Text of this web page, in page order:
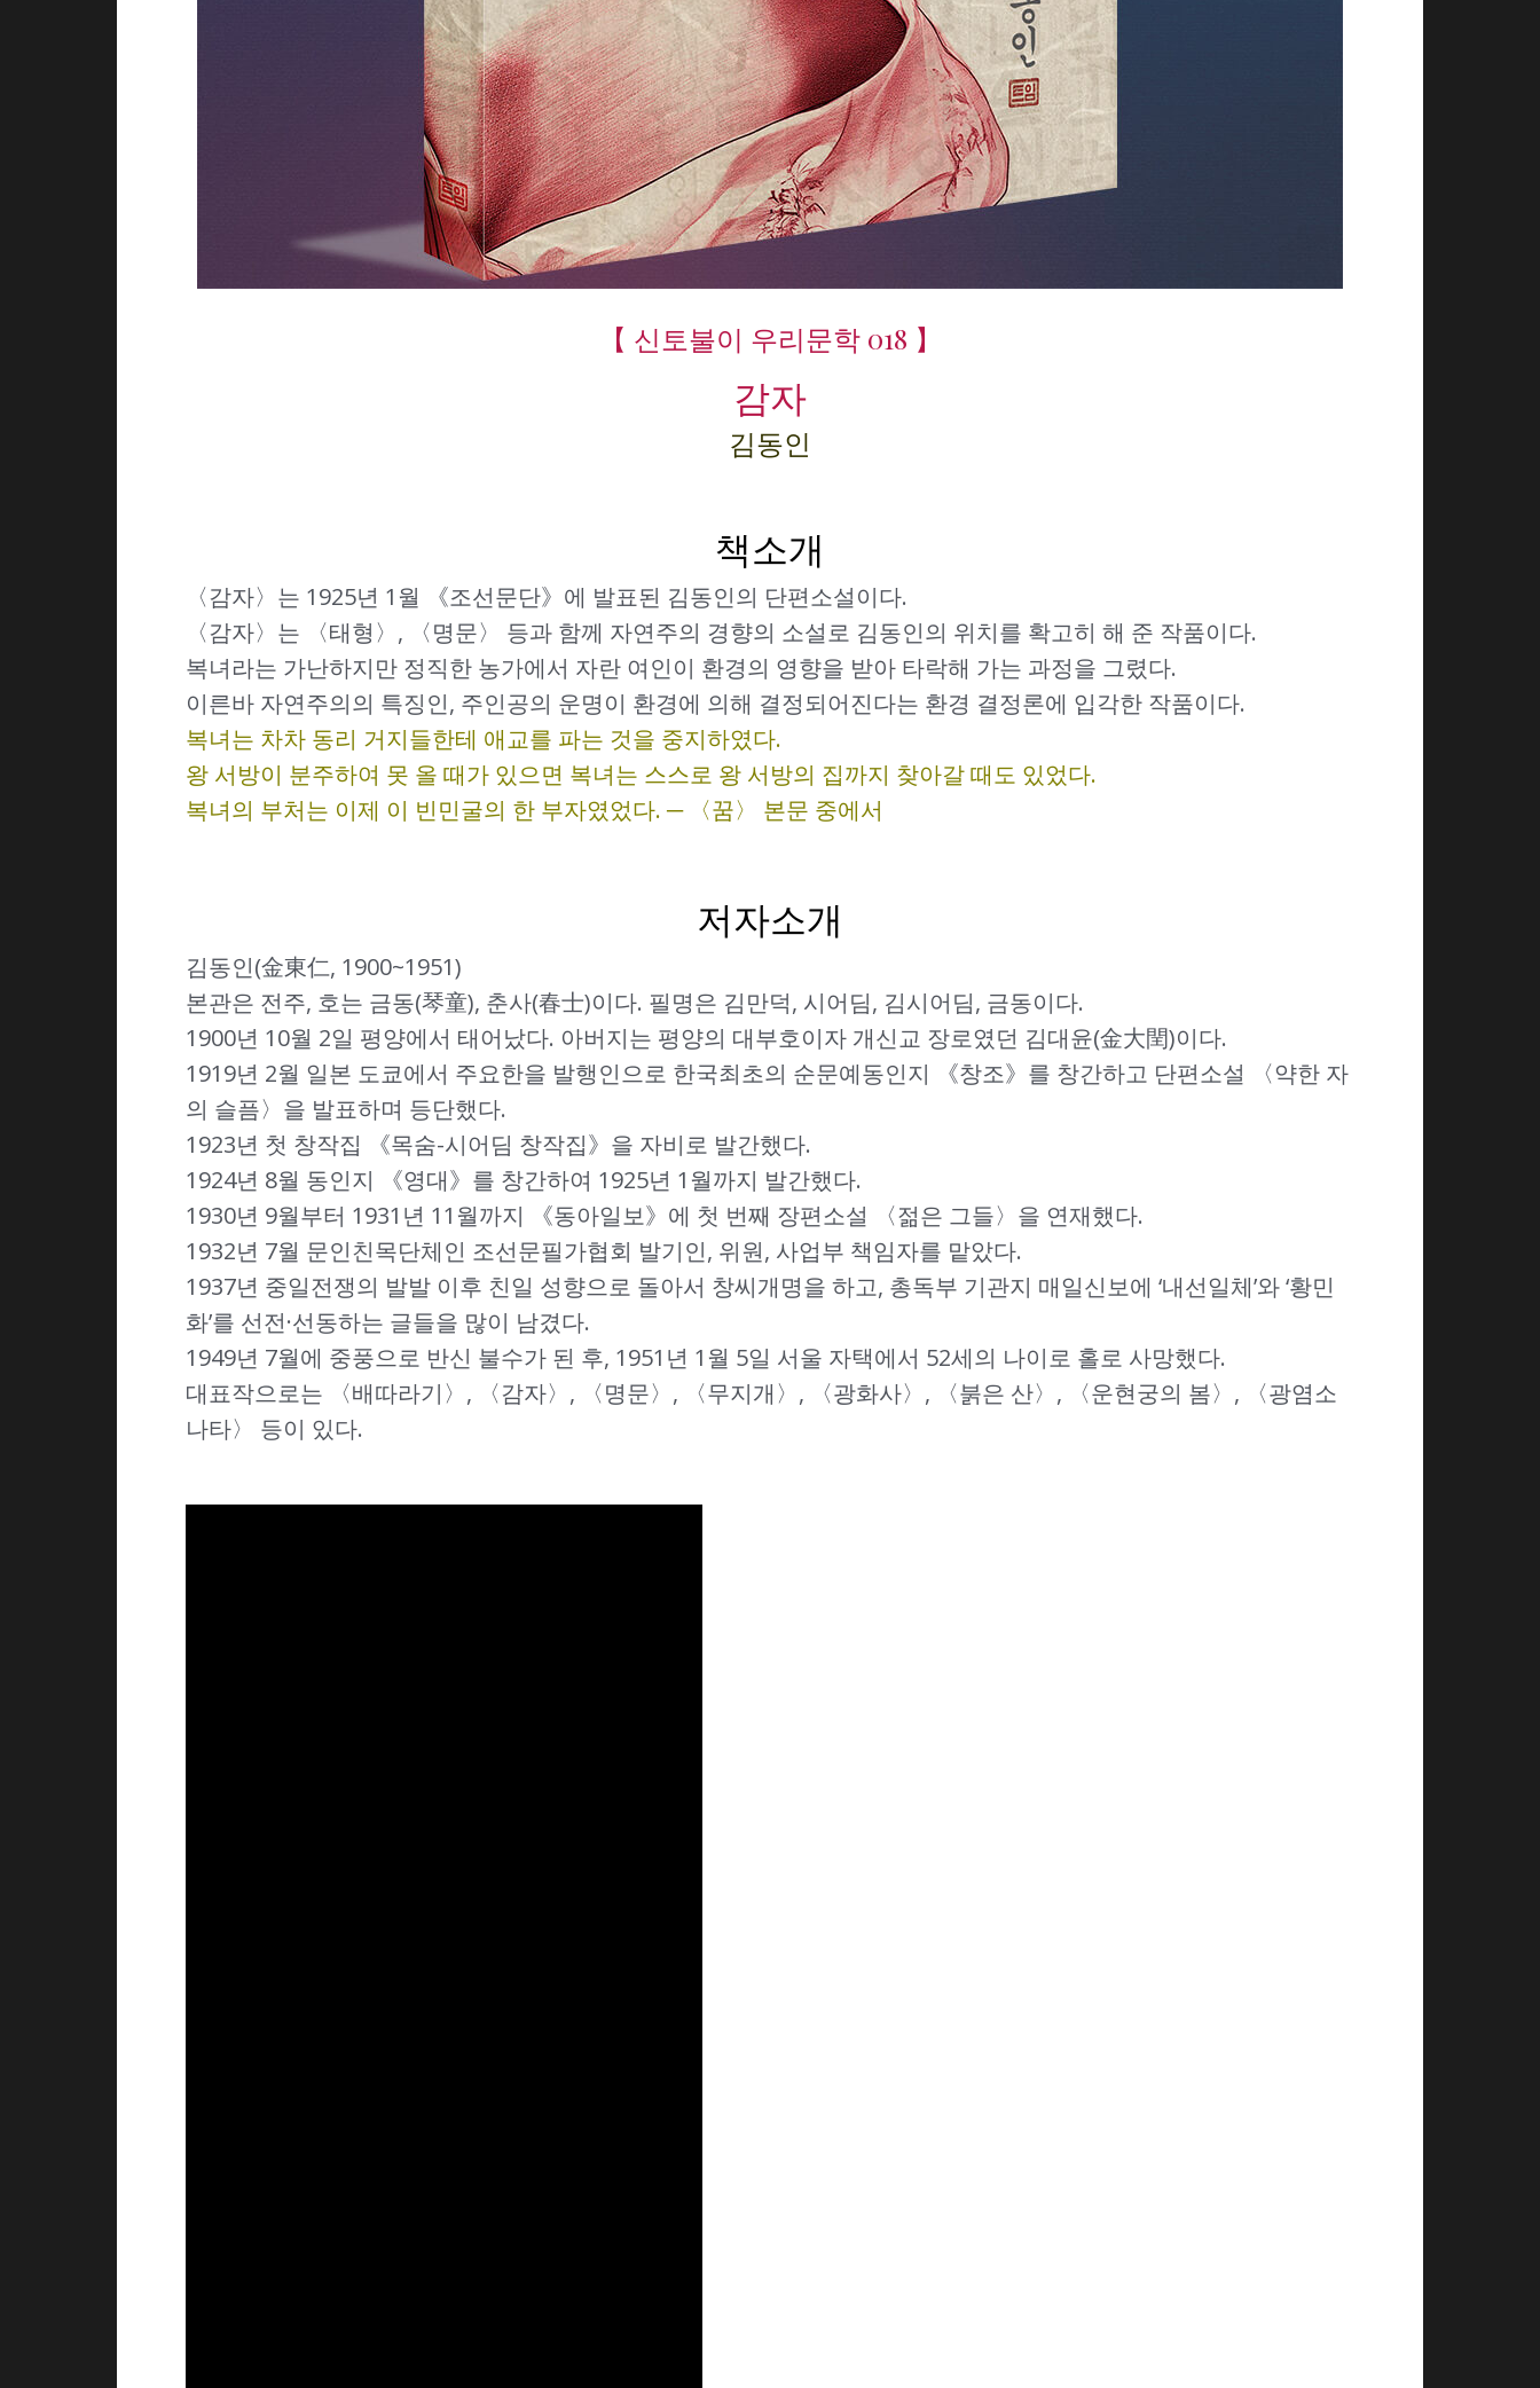
【 신토불이 우리문학 018 】
감자
김동인
책소개
〈감자〉는 1925년 1월 《조선문단》에 발표된 김동인의 단편소설이다.
〈감자〉는 〈태형〉, 〈명문〉 등과 함께 자연주의 경향의 소설로 김동인의 위치를 확고히 해 준 작품이다.
복녀라는 가난하지만 정직한 농가에서 자란 여인이 환경의 영향을 받아 타락해 가는 과정을 그렸다.
이른바 자연주의의 특징인, 주인공의 운명이 환경에 의해 결정되어진다는 환경 결정론에 입각한 작품이다.
복녀는 차차 동리 거지들한테 애교를 파는 것을 중지하였다.
왕 서방이 분주하여 못 올 때가 있으면 복녀는 스스로 왕 서방의 집까지 찾아갈 때도 있었다.
복녀의 부처는 이제 이 빈민굴의 한 부자였었다. ─ 〈꿈〉 본문 중에서
저자소개
김동인(金東仁, 1900~1951)
본관은 전주, 호는 금동(琴童), 춘사(春士)이다. 필명은 김만덕, 시어딤, 김시어딤, 금동이다.
1900년 10월 2일 평양에서 태어났다. 아버지는 평양의 대부호이자 개신교 장로였던 김대윤(金大閏)이다.
1919년 2월 일본 도쿄에서 주요한을 발행인으로 한국최초의 순문예동인지 《창조》를 창간하고 단편소설 〈약한 자
의 슬픔〉을 발표하며 등단했다.
1923년 첫 창작집 《목숨-시어딤 창작집》을 자비로 발간했다.
1924년 8월 동인지 《영대》를 창간하여 1925년 1월까지 발간했다.
1930년 9월부터 1931년 11월까지 《동아일보》에 첫 번째 장편소설 〈젊은 그들〉을 연재했다.
1932년 7월 문인친목단체인 조선문필가협회 발기인, 위원, 사업부 책임자를 맡았다.
1937년 중일전쟁의 발발 이후 친일 성향으로 돌아서 창씨개명을 하고, 총독부 기관지 매일신보에 ‘내선일체’와 ‘황민
화’를 선전·선동하는 글들을 많이 남겼다.
1949년 7월에 중풍으로 반신 불수가 된 후, 1951년 1월 5일 서울 자택에서 52세의 나이로 홀로 사망했다.
대표작으로는 〈배따라기〉, 〈감자〉, 〈명문〉, 〈무지개〉, 〈광화사〉, 〈붉은 산〉, 〈운현궁의 봄〉, 〈광염소
나타〉 등이 있다.